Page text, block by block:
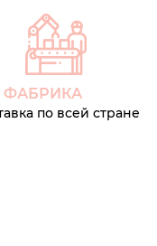
ФАБРИКА
по всей стране